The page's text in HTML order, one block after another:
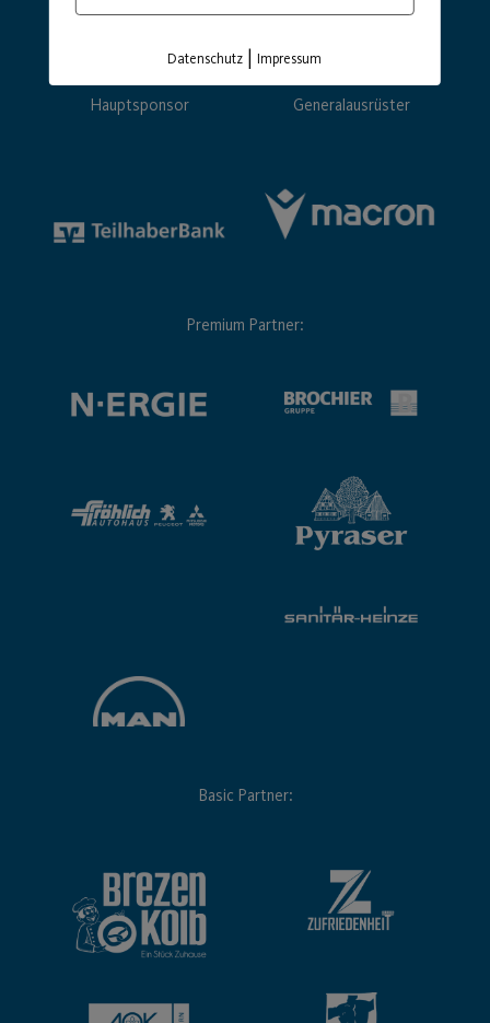
Hauptsponsor Generalausrüster
Premium Partner:
Basic Partner:
Datenschutz |Impressum